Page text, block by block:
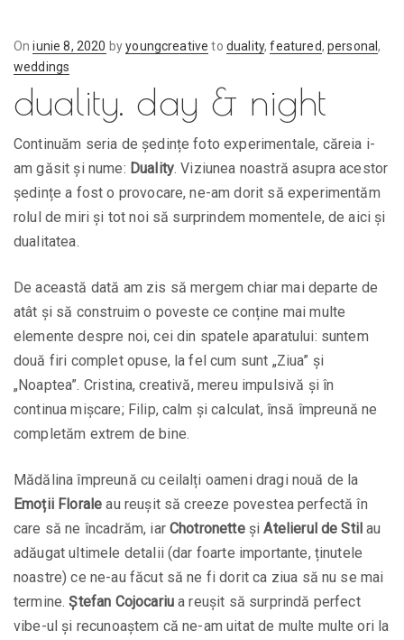
OnPosted
on
iunie 8, 2020 byyoungcreative to duality,featured,personal,
weddings
duality. day & night
Continuăm seria de ședințe foto experimentale, căreia i-
am găsit și nume: Duality. Viziunea noastră asupra acestor
ședințe a fost o provocare, ne-am dorit să experimentăm
rolul de miri și tot noi să surprindem momentele, de aici și
dualitatea.
De această dată am zis să mergem chiar mai departe de
atât și să construim o poveste ce conține mai multe
elemente despre noi, cei din spatele aparatului: suntem
două firi complet opuse, la fel cum sunt „Ziua” și
„Noaptea”. Cristina, creativă, mereu impulsivă și în
continua mișcare; Filip, calm și calculat, însă împreună ne
completăm extrem de bine.
Mădălina împreună cu ceilalți oameni dragi nouă de la
Emoții Florale au reușit să creeze povestea perfectă în
care să ne încadrăm, iar ChotronetteșiAtelierul de Stil au
adăugat ultimele detalii (dar foarte importante, ținutele
noastre) ce ne-au făcut să ne fi dorit ca ziua să nu se mai
termine.Ștefan Cojocariu a reușit să surprindă perfect
vibe-ul și recunoaștem că ne-am uitat de multe multe ori la